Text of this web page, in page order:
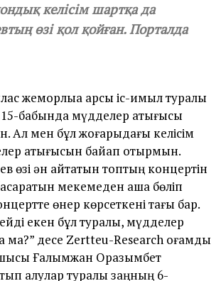
келісім шартқа да
өзі қол қойған. Порталда
жемқорлыққа қарсы іс-қимыл туралы
бабында мүдделер қақтығысы
Ал мен бұл жоғарыдағы келісім
қақтығысын байқап отырмын.
өзі ән айтатын топтың концертін
мекемеден ақша бөліп
өнер көрсеткені тағы бар.
екен бұл туралы, мүдделер
ма?” десе Zertteu-Research қоғамдық
Ғалымжан Оразымбет
алулар туралы заңның 6-